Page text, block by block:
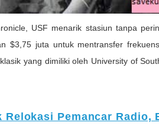
USF menarik stasiun tanpa
$3,75 juta untuk mentransfer
yang dimiliki oleh University of
Relokasi Pemancar Radio,